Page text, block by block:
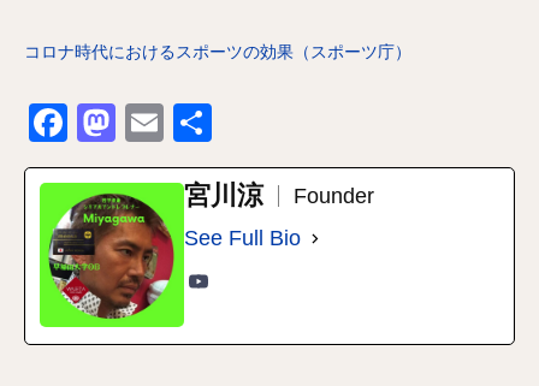
コロナ時代におけるスポーツの効果（スポーツ庁）
Facebook
Mastodon
Email
有
宮川涼
Founder
See Full Bio